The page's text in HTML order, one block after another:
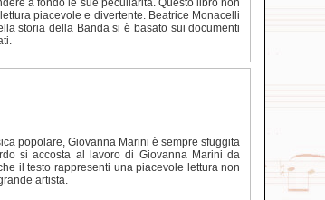
piacevole e divertente. Beatrice Monacelli
storia della Banda si è basato sui documenti
popolare, Giovanna Marini è sempre sfuggita
si accosta al lavoro di Giovanna Marini da
il testo rappresenti una piacevole lettura non
artista.